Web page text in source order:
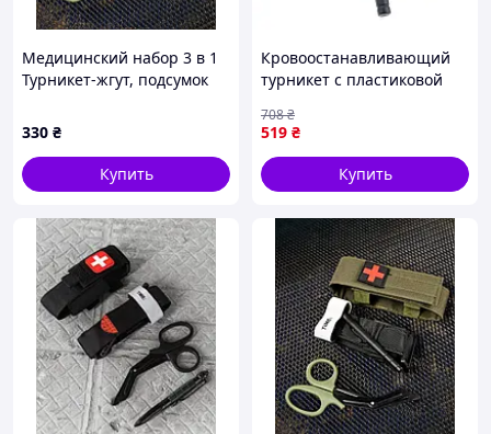
Медицинский набор 3 в 1
Турникет-жгут, подсумок
тактические медицинские
ножницы EMT олива
ВТ5411
330 ₴
Купить
Кровоостанавливающий
турникет с пластиковой
38х95 см CAT
CombatApplicationTourniquet
Seli Кровоспинний
519 ₴
708₴
Купить